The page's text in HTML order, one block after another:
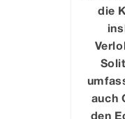
die
auch
den